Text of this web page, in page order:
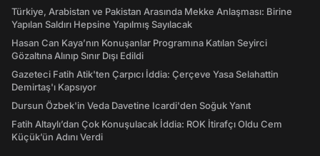
Türkiye, Arabistan ve Pakistan Arasında Mekke Anlaşması: Birine
Yapılan Saldırı Hepsine Yapılmış Sayılacak
Hasan Can Kaya’nın Konuşanlar Programına Katılan Seyirci
Gözaltına Alınıp Sınır Dışı Edildi
Gazeteci Fatih Atik'ten Çarpıcı İddia: Çerçeve Yasa Selahattin
Demirtaş'ı Kapsıyor
Dursun Özbek'in Veda Davetine Icardi'den Soğuk Yanıt
Fatih Altaylı’dan Çok Konuşulacak İddia: ROK İtirafçı Oldu Cem
Küçük’ün Adını Verdi